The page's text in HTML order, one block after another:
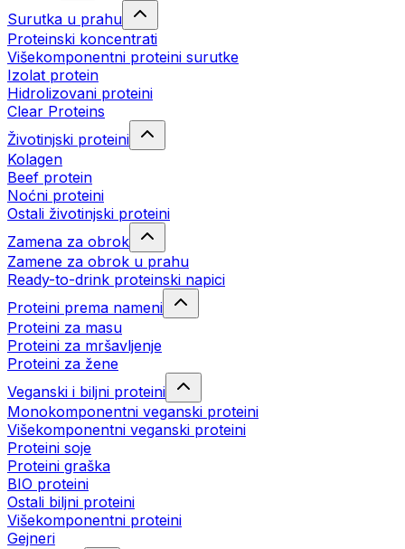
Surutka u prahu
Proteinski koncentrati
Višekomponentni proteini surutke
Izolat protein
Hidrolizovani proteini
Clear Proteins
Životinjski proteini
Kolagen
Beef protein
Noćni proteini
Ostali životinjski proteini
Zamena za obrok
Zamene za obrok u prahu
Ready-to-drink proteinski napici
Proteini prema nameni
Proteini za masu
Proteini za mršavljenje
Proteini za žene
Veganski i biljni proteini
Monokomponentni veganski proteini
Višekomponentni veganski proteini
Proteini soje
Proteini graška
BIO proteini
Ostali biljni proteini
Višekomponentni proteini
Gejneri